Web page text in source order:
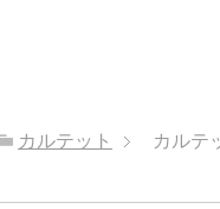
カルテット カルテ